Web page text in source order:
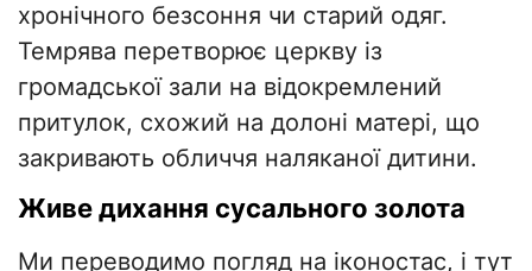
хронічного безсоння чи старий одяг.
Темрява перетворює церкву із
громадської зали на відокремлений
притулок, схожий на долоні матері, що
закривають обличчя наляканої дитини.
Живе дихання сусального золота
Ми переводимо погляд на іконостас, і тут